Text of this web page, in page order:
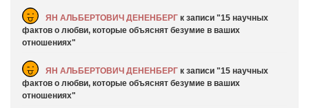
ЯН АЛЬБЕРТОВИЧ ДЕНЕНБЕРГ к записи
15 научных
фактов о любви, которые объяснят безумие в ваших
отношениях
ЯН АЛЬБЕРТОВИЧ ДЕНЕНБЕРГ к записи
15 научных
фактов о любви, которые объяснят безумие в ваших
отношениях